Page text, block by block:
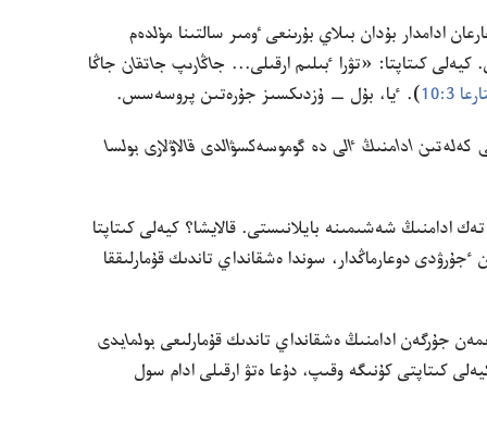
ادامدار بۇ‌دان بىلاي بۇ‌رىنعى ٶمىر سالتىنا مۇ‌لدە‌م
كىتاپتا:‏ «تۋرا ٴ‌بىلىم ارقىلى.‏.‏.‏ جاڭارىپ جاتقان جاڭا
3:‏10
‏)‏.‏ ٴ‌يا،‏ بۇ‌ل —‏ ۇ‌زدىكسىز جۇ‌رە‌تىن پروسە‌سس.‏
كە‌لە‌تىن ادامنىڭ ٵلى دە گوموسە‌كسۋالدى قالاۋلارى بولسا
ادامنىڭ شە‌شىمىنە بايلانىستى.‏ قالايشا؟‏ كيە‌لى كىتاپتا
دوعارماڭدار،‏ سوندا ە‌شقانداي تاندىك قۇ‌مارلىققا
جۇ‌رگە‌ن ادامنىڭ ە‌شقانداي تاندىك قۇ‌مارلىعى بولمايدى
كىتاپتى كۇ‌نىگە وقىپ،‏ دۇ‌عا ە‌تۋ ارقىلى ادام سول